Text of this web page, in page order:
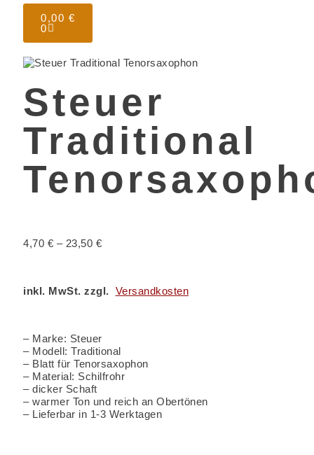
0,00 €
0
Steuer
Traditional
4,70 € – 23,50 €
inkl. MwSt. zzgl. Versandkosten
– Marke: Steuer
– Modell: Traditional
– Blatt für Tenorsaxophon
– Material: Schilfrohr
– dicker Schaft
– warmer Ton und reich an Obertönen
– Lieferbar in 1-3 Werktagen